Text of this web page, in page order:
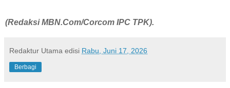
(Redaksi MBN.Com/Corcom IPC TPK).
Redaktur Utama edisi Rabu, Juni 17, 2026
Berbagi